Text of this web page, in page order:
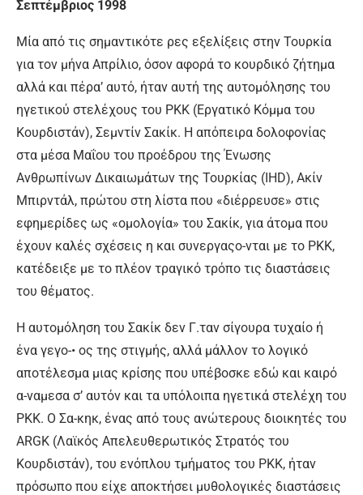
Σεπτέμβριος 1998
Μία από τις σημαντικότε ρες εξελίξεις στην Τουρκία
για τον μήνα Απρίλιο, όσον αφορά το κουρδικό ζήτημα
αλλά και πέρα’ αυτό, ήταν αυτή της αυτομόλησης του
ηγετικού στελέχους του ΡΚΚ (Εργατικό Κόμμα του
Κουρδιστάν), Σεμντίν Σακίκ. Η απόπειρα δολοφονίας
στα μέσα Μαΐου του προέδρου της Ένωσης
Ανθρωπίνων Δικαιωμάτων της Τουρκίας (IHD), Ακίν
Μπιρντάλ, πρώτου στη λίστα που «διέρρευσε» στις
εφημερίδες ως «ομολογία» του Σακίκ, για άτομα που
έχουν καλές σχέσεις η και συνεργαςο-νται με το ΡΚΚ,
κατέδειξε με το πλέον τραγικό τρόπο τις διαστάσεις
του θέματος.
Η αυτομόληση του Σακίκ δεν Γ.ταν σίγουρα τυχαίο ή
ένα γεγο-• ος της στιγμής, αλλά μάλλον το λογικό
αποτέλεσμα μιας κρίσης που υπέβοσκε εδώ και καιρό
α-ναμεσα σ’ αυτόν και τα υπόλοιπα ηγετικά στελέχη του
ΡΚΚ. Ο Σα-κηκ, ένας από τους ανώτερους διοικητές του
ARGK (Λαϊκός Απελευθερωτικός Στρατός του
Κουρδιστάν), του ενόπλου τμήματος του ΡΚΚ, ήταν
πρόσωπο που είχε αποκτήσει μυθολογικές διαστάσεις